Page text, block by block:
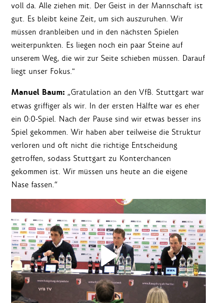
voll da. Alle ziehen mit. Der Geist in der Mannschaft ist
gut. Es bleibt keine Zeit, um sich auszuruhen. Wir
müssen dranbleiben und in den nächsten Spielen
weiterpunkten. Es liegen noch ein paar Steine auf
unserem Weg, die wir zur Seite schieben müssen. Darauf
liegt unser Fokus."
Manuel Baum: „Gratulation an den VfB. Stuttgart war
etwas griffiger als wir. In der ersten Hälfte war es eher
ein 0:0-Spiel. Nach der Pause sind wir etwas besser ins
Spiel gekommen. Wir haben aber teilweise die Struktur
verloren und oft nicht die richtige Entscheidung
getroffen, sodass Stuttgart zu Konterchancen
gekommen ist. Wir müssen uns heute an die eigene
Nase fassen.“